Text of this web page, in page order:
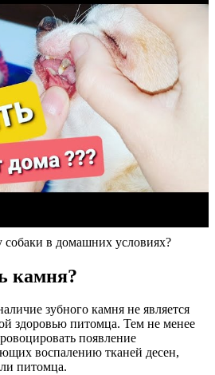
собаки в домашних условиях?
камня?
зубного камня не является
здоровью питомца. Тем не менее
появление
воспалению тканей десен,
питомца.